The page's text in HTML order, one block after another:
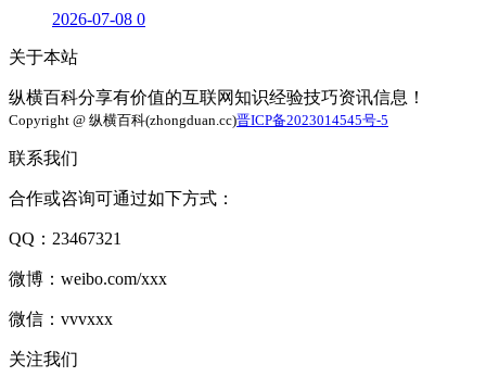
2026-07-08 0
关于本站
纵横百科分享有价值的互联网知识经验技巧资讯信息！
Copyright @ 纵横百科(zhongduan.cc)晋ICP备2023014545号-5
联系我们
合作或咨询可通过如下方式：
QQ：23467321
微博：weibo.com/xxx
微信：vvvxxx
关注我们